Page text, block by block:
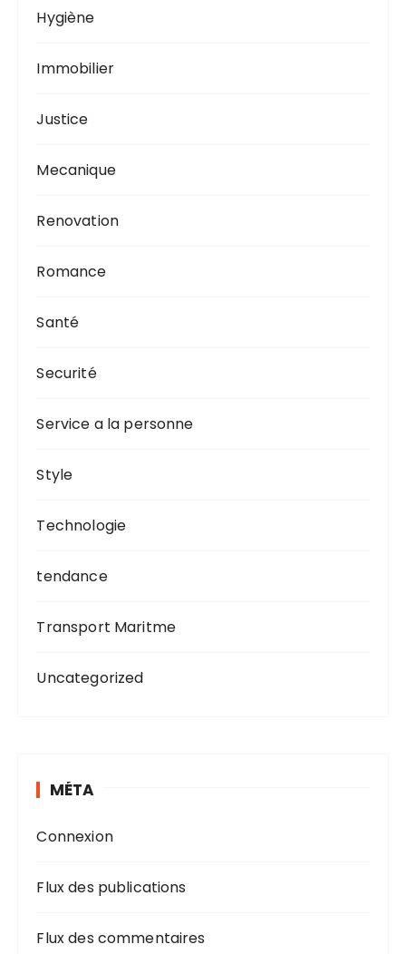
Hygiène
Immobilier
Justice
Mecanique
Renovation
Romance
Santé
Securité
Service a la personne
Style
Technologie
tendance
Transport Maritme
Uncategorized
MÉTA
Connexion
Flux des publications
Flux des commentaires